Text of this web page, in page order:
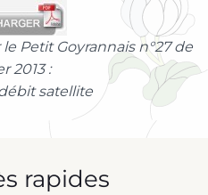
Petit Goyrannais n°27 de
2013 :
satellite
rapides